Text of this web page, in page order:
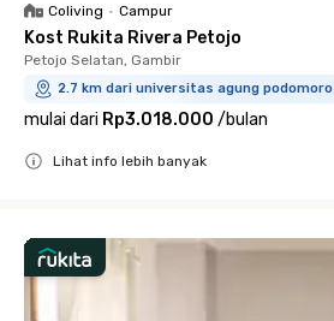
Coliving • Campur
Kost Rukita Rivera Petojo
Petojo Selatan, Gambir
2.7 km dari universitas agung podomoro
mulai dari Rp3.018.000 /bulan
Lihat info lebih banyak